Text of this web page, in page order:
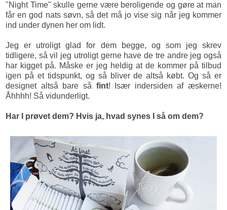
"Night Time" skulle gerne være beroligende og gøre at man
får en god nats søvn, så det må jo vise sig når jeg kommer
ind under dynen her om lidt.
Jeg er utroligt glad for dem begge, og som jeg skrev
tidligere, så vil jeg utroligt gerne have de tre andre jeg også
har kigget på. Måske er jeg heldig at de kommer på tilbud
igen på et tidspunkt, og så bliver de altså købt. Og så er
designet altså bare så fint! Især indersiden af æskerne!
Åhhhh! Så vidunderligt.
Har I prøvet dem? Hvis ja, hvad synes I så om dem?